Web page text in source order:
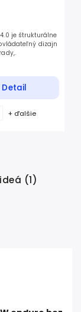
Detail
je štrukturálne
dizajn
+ ďalšie
(1)